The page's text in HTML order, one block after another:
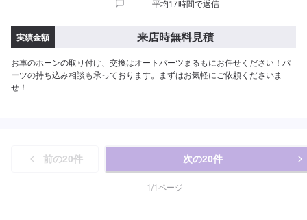
平均17時間で返信
実績金額 来店時無料見積
お車のホーンの取り付け、交換はオートパーツまるもにお任せください！パ
ーツの持ち込み相談も承っております。まずはお気軽にご依頼くださいま
せ！
前の20件 次の20件
1/1ページ